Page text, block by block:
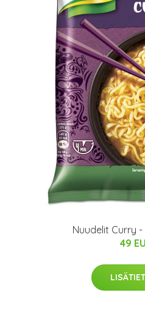
Nuudelit Curry -
49